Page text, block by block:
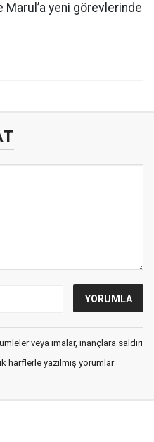
yeni görevlerinde
veya imalar, inançlara saldırı
harflerle yazılmış yorumlar